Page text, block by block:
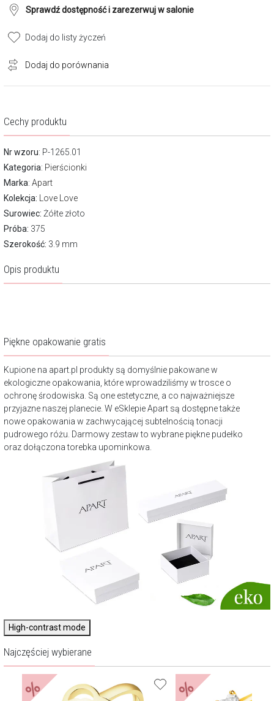
Sprawdź dostępność i zarezerwuj w salonie
Dodaj do listy życzeń
Dodaj do porównania
Cechy produktu
Nr wzoru: P-1265.01
Kategoria: Pierścionki
Marka: Apart
Kolekcja:
Love Love
Surowiec: Żółte złoto
Próba: 375
Szerokość: 3.9 mm
Opis produktu
Piękne opakowanie gratis
Kupione na apart.pl produkty są domyślnie pakowane w
ekologiczne opakowania, które wprowadziliśmy w trosce o
ochronę środowiska. Są one estetyczne, a co najważniejsze
przyjazne naszej planecie. W eSklepie Apart są dostępne także
nowe opakowania w zachwycającej subtelnością tonacji
pudrowego różu. Darmowy zestaw to wybrane piękne pudełko
oraz dołączona torebka upominkowa.
High-contrast mode
Najczęściej wybierane
% %